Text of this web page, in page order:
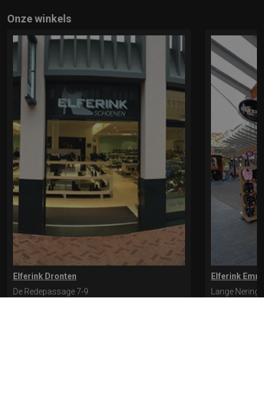
Onze winkels
Elferink Dronten
De Redepassage 7-9
Elferink
Lange Nering